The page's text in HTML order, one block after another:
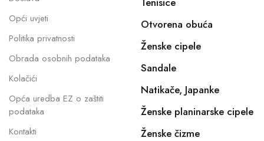
Opći uvjeti
Politika privatnosti
Obrada osobnih podataka
Kolačići
Opća uredba EZ o zaštiti
podataka
Kontakti
Otvorena obuća
Ženske cipele
Sandale
Natikače, Japanke
Ženske planinarske cipele
Ženske čizme